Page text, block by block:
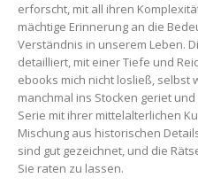
erforscht, mit all ihren
mächtige Erinnerung an die
Verständnis in unserem Leben.
detailliert, mit einer Tiefe und
ebooks mich nicht losließ, selbst
manchmal ins Stocken geriet
Serie mit ihrer mittelalterlichen
Mischung aus historischen
sind gut gezeichnet, und die
Sie raten zu lassen.